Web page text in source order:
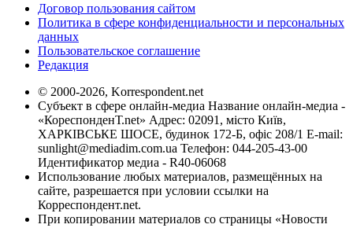
Договор пользования сайтом
Политика в сфере конфиденциальности и персональных
данных
Пользовательское соглашение
Редакция
© 2000-2026, Korrespondent.net
Субъект в сфере онлайн-медиа Название онлайн-медиа -
«КореспонденТ.net» Адрес: 02091, місто Київ,
ХАРКІВСЬКЕ ШОСЕ, будинок 172-Б, офіс 208/1 E-mail:
sunlight@mediadim.com.ua Телефон: 044-205-43-00
Идентификатор медиа - R40-06068
Использование любых материалов, размещённых на
сайте, разрешается при условии ссылки на
Корреспондент.net.
При копировании материалов со страницы «Новости